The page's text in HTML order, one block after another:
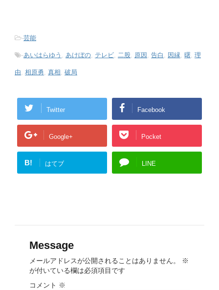
-芸能
-あいはらゆう , あけぼの, テレビ, 二股, 原因 , 告白 , 因縁, 曙, 理
由, 相原勇, 真相, 破局
Twitter Facebook
Google+ Pocket
B! はてブ LINE
Message
メールアドレスが公開されることはありません。
※
が付いている欄は必須項目です
コメント ※